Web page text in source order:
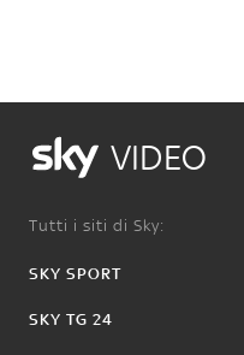
VIDEO
Tutti i siti di Sky:
SKY SPORT
SKY TG 24